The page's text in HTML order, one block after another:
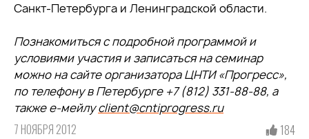
Санкт-Петербурга и Ленинградской области.
Познакомиться с подробной программой и
условиями участия и записаться на семинар
можно на сайте организатора ЦНТИ «Прогресс»,
по телефону в Петербурге +7 (812) 331-88-88, а
также е-мейлуclient@cntiprogress.ru
7 НОЯБРЯ 2012 184